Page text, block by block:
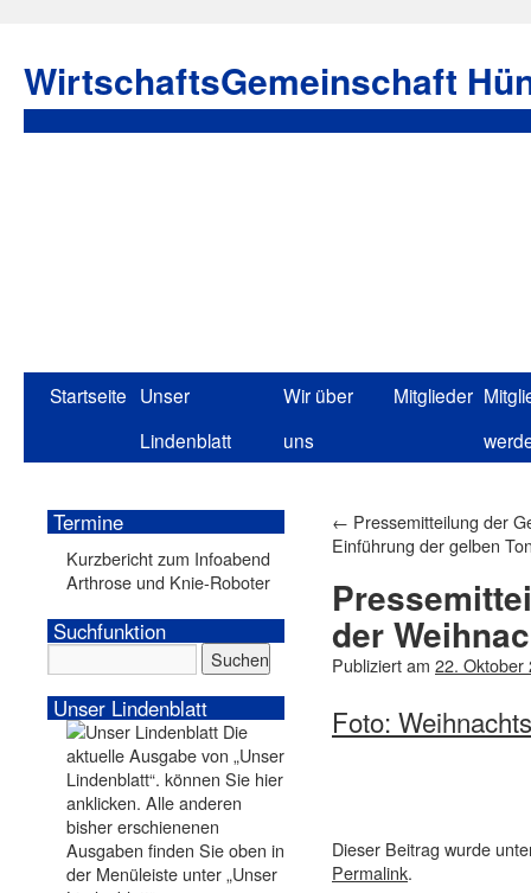
WirtschaftsGemeinschaft
Startseite Unser
Lindenblatt
Wir über
uns
Mitglieder
← Pressemitteilung der
Einführung der gelben
der
Publiziert am 22. Oktober
Foto:
Dieser Beitrag wurde
Permalink.
Termine
Kurzbericht zum Infoabend
Arthrose und Knie-Roboter
Suchfunktion
Unser Lindenblatt